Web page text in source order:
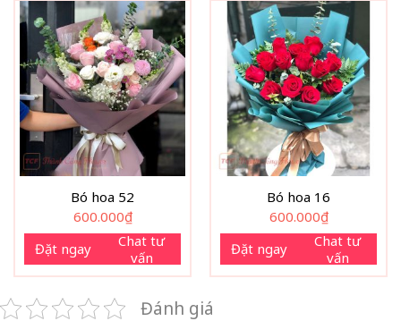
Bó hoa 52
600.000₫
Đặt ngay
Chat tư
vấn
Bó hoa 16
600.000₫
Đặt ngay
Chat tư
vấn
Đánh giá